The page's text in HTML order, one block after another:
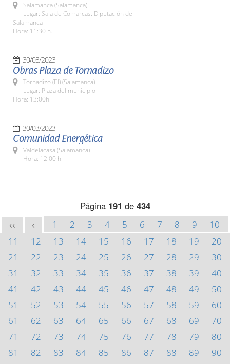
Salamanca (Salamanca)
Lugar: Sala de Comarcas. Diputación de
Salamanca
Hora: 11:30 h.
30/03/2023
Obras Plaza de Tornadizo
Tornadizo (El) (Salamanca)
Lugar: Plaza del municipio
Hora: 13:00h.
30/03/2023
Comunidad Energética
Valdelacasa (Salamanca)
Hora: 12:00 h.
Página 191 de 434
<< < 1 2 3 4 5 6 7 8 9
10
11
12 13 14 15 16 17 18 19
20
21
22 23 24 25 26 27 28 29
30
31
32 33 34 35 36 37 38 39
40
41
42 43 44 45 46 47 48 49
50
51
52 53 54 55 56 57 58 59
60
61
62 63 64 65 66 67 68 69
70
71
72 73 74 75 76 77 78 79
80
81
82 83 84 85 86 87 88 89
90